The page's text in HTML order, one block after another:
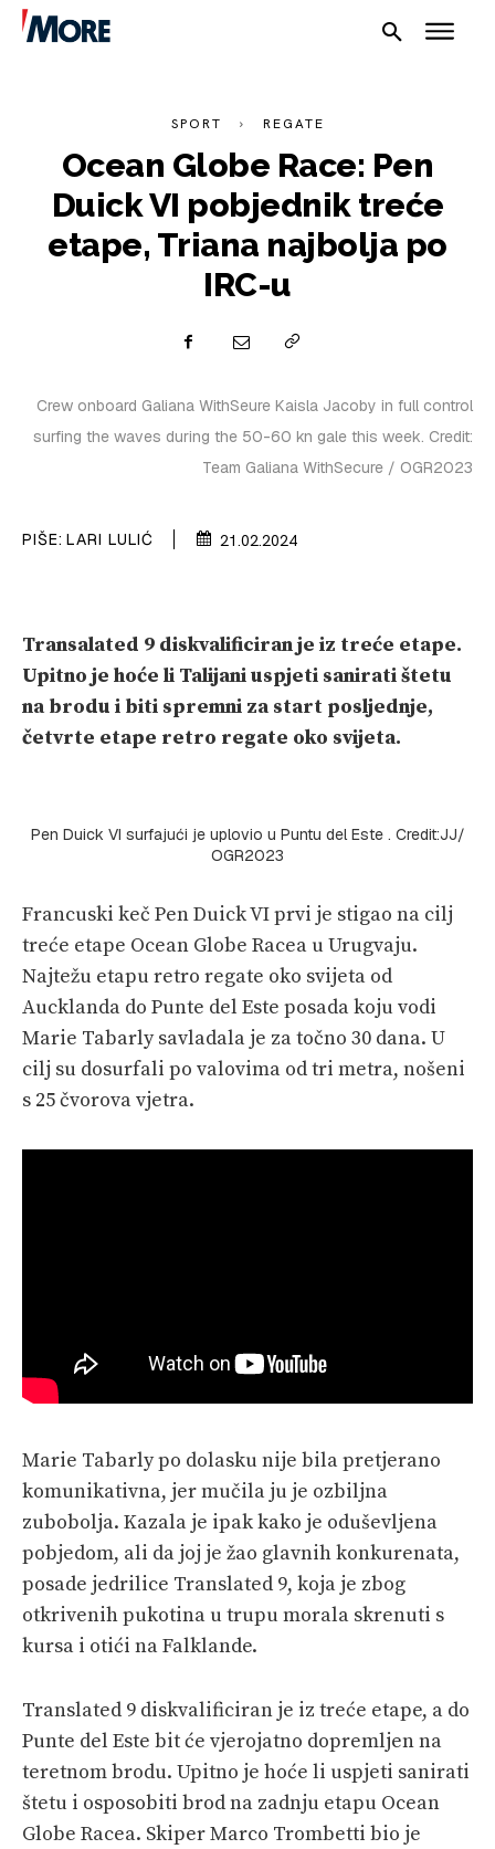
NAUTIKA
PLOVIDBA
PRETPLATA
SPORT REGATE
Ocean Globe Race: Pen
Duick VI pobjednik treće
etape, Triana najbolja po
IRC-u
Crew onboard Galiana WithSeure Kaisla Jacoby in full control
surfing the waves during the 50-60 kn gale this week. Credit:
Team Galiana WithSecure / OGR2023
PIŠE: LARI LULIĆ 21.02.2024
Transalated 9 diskvalificiran je iz treće etape.
Upitno je hoće li Talijani uspjeti sanirati štetu
na brodu i biti spremni za start posljednje,
četvrte etape retro regate oko svijeta.
Pen Duick VI surfajući je uplovio u Puntu del Este . Credit:JJ/
OGR2023
Francuski keč Pen Duick VI prvi je stigao na cilj
treće etape Ocean Globe Racea u Urugvaju.
Najtežu etapu retro regate oko svijeta od
Aucklanda do Punte del Este posada koju vodi
Marie Tabarly savladala je za točno 30 dana. U
cilj su dosurfali po valovima od tri metra, nošeni
s 25 čvorova vjetra.
Marie Tabarly po dolasku nije bila pretjerano
komunikativna, jer mučila ju je ozbiljna
zubobolja. Kazala je ipak kako je oduševljena
pobjedom, ali da joj je žao glavnih konkurenata,
posade jedrilice Translated 9, koja je zbog
otkrivenih pukotina u trupu morala skrenuti s
kursa i otići na Falklande.
Translated 9 diskvalificiran je iz treće etape, a do
Punte del Este bit će vjerojatno dopremljen na
teretnom brodu. Upitno je hoće li uspjeti sanirati
štetu i osposobiti brod na zadnju etapu Ocean
Globe Racea. Skiper Marco Trombetti bio je